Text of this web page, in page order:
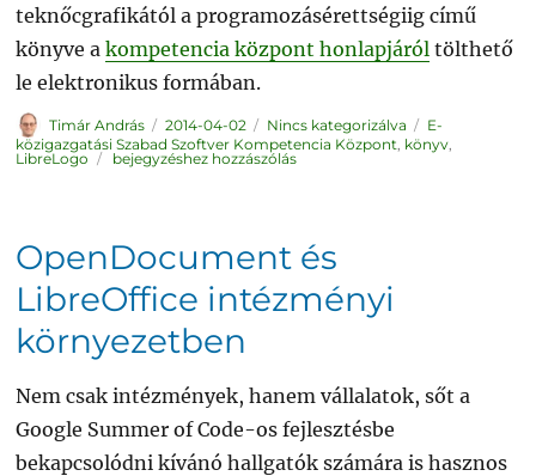
teknőcgrafikától a programozásérettségiig című
könyve akompetencia központ honlapjáról tölthető
le elektronikus formában.
Szerző
Timár András Közzétéve
2014-04-02 Kategória
Nincs kategorizálva Címke
E-
közigazgatási Szabad Szoftver Kompetencia Központ, könyv,
LibreLogo
LibreLogo.org
bejegyzéshez hozzászólás
OpenDocument és
LibreOffice intézményi
környezetben
Nem csak intézmények, hanem vállalatok, sőt a
Google Summer of Code-os fejlesztésbe
bekapcsolódni kívánó hallgatók számára is hasznos